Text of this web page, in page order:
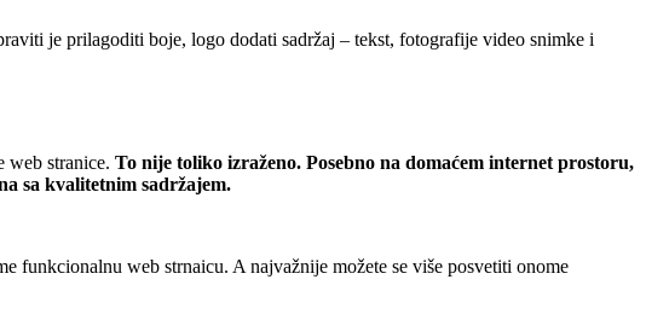
je prilagoditi boje, logo dodati sadržaj – tekst, fotografije video snimke i
web stranice. To nije toliko izraženo. Posebno na domaćem internet prostoru,
sa kvalitetnim sadržajem.
funkcionalnu web strnaicu. A najvažnije možete se više posvetiti onome